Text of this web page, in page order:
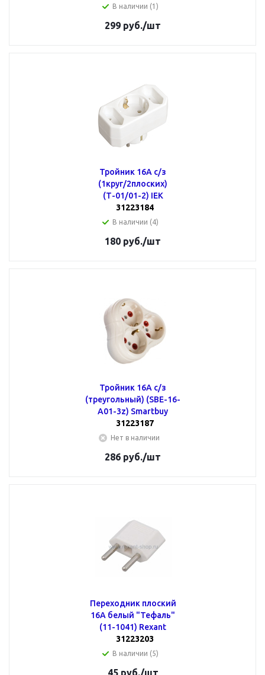
В наличии (1)
299 руб./шт
Тройник 16А с/з
(1круг/2плоских)
(Т-01/01-2) IEK
31223184
В наличии (4)
180 руб./шт
Тройник 16А с/з
(треугольный) (SBE-16-
A01-3z) Smartbuy
31223187
Нет в наличии
286 руб./шт
Переходник плоский
16А белый "Тефаль"
(11-1041) Rexant
31223203
В наличии (5)
45руб./шт